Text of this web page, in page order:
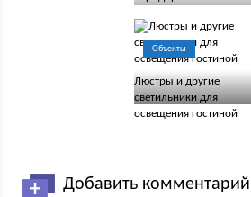
Объекты
Люстры и другие
светильники для
освещения гостиной
Добавить комментарий